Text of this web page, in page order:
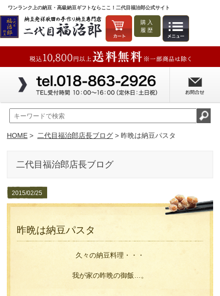
ワンランク上の納豆・高級納豆ギフトならここ！二代目福治郎公式サイト
購入
履歴
HOME > 二代目福治郎店長ブログ > 昨晩は納豆パスタ
二代目福治郎店長ブログ
2015/02/25
昨晩は納豆パスタ
久々の納豆料理・・・
我が家の昨晩の御飯…。